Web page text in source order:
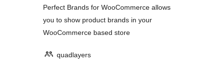
Perfect Brands for WooCommerce allows
you to show product brands in your
WooCommerce based store
quadlayers